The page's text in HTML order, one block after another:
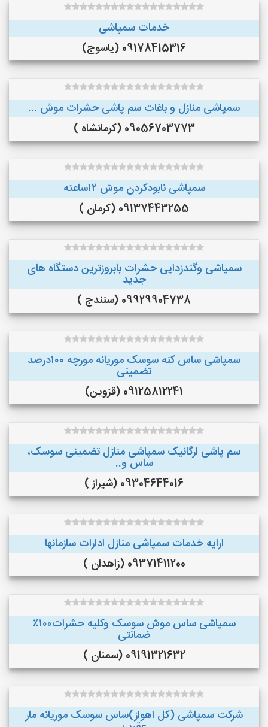
خدمات سمپاشی
09178415316 (یاسوج)
سمپاشی منازل و باغات سم پاشی حشرات موش ...
09056703773 (کرمانشاه )
سمپاشی نابودکردن موش ۱۲ساعته
09137443255 (کرمان )
سمپاشی وگندزدایی حشرات بابروزترین دستگاه های
جدید
09929904738 (سنندج )
سمپاشی ساس کنه سوسک موریانه مورچه ۱۰۰درصد
تضمینی
09125812241 (قزوین)
سم پاشی ارگانیک سمپاشی منازل تضمینی سوسک،
ساس و..
09304644016 (شیراز )
ارایه خدمات سمپاشی منازل ادارات سازمانها
09371411200 (زاهدان )
سمپاشی ساس موش سوسک وکلیه حشرات۱۰۰٪
ضمانتی
09191321632 (سمنان )
شرکت سمپاشی (کل اهواز)ساس سوسک موریانه مار